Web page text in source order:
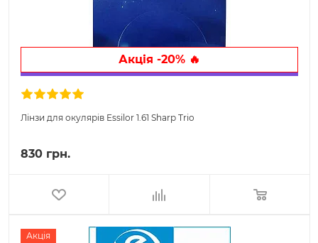
Акція -20% 🔥
Лінзи для окулярів Essilor 1.61 Sharp Trio
830 грн.
Акція